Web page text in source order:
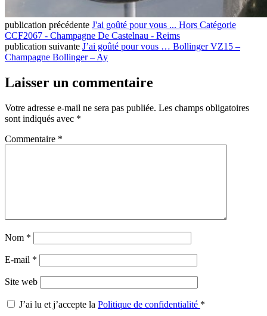
publication précédente J'ai goûté pour vous ... Hors Catégorie
CCF2067 - Champagne De Castelnau - Reims
publication suivante J’ai goûté pour vous … Bollinger VZ15 –
Champagne Bollinger – Ay
Laisser un commentaire
Votre adresse e-mail ne sera pas publiée. Les champs obligatoires
sont indiqués avec *
Commentaire *
Nom *
E-mail *
Site web
J’ai lu et j’accepte la Politique de confidentialité *